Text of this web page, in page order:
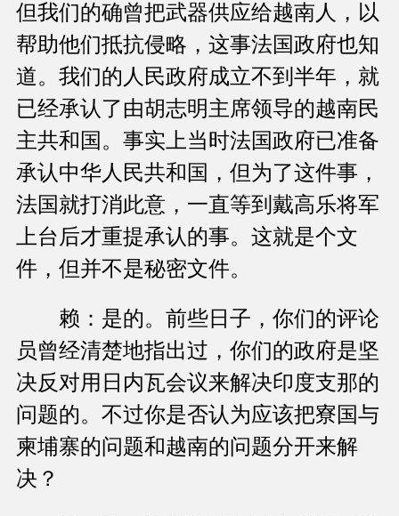
但我们的确曾把武器供应给越南人，以
帮助他们抵抗侵略，这事法国政府也知
道。我们的人民政府成立不到半年，就
已经承认了由胡志明主席领导的越南民
主共和国。事实上当时法国政府已准备
承认中华人民共和国，但为了这件事，
法国就打消此意，一直等到戴高乐将军
上台后才重提承认的事。这就是个文
件，但并不是秘密文件。
赖：是的。前些日子，你们的评论
员曾经清楚地指出过，你们的政府是坚
决反对用日内瓦会议来解决印度支那的
问题的。不过你是否认为应该把寮国与
柬埔寨的问题和越南的问题分开来解
决？